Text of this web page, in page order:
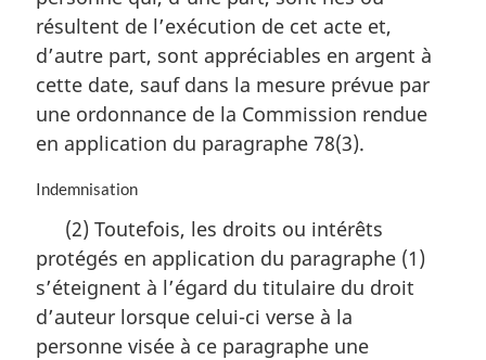
résultent de l’exécution de cet acte et,
d’autre part, sont appréciables en argent à
cette date, sauf dans la mesure prévue par
une ordonnance de la Commission rendue
en application du paragraphe 78(3).
N
e
m
r
g
Indemnisation
(2) Toutefois, les droits ou intérêts
protégés en application du paragraphe (1)
s’éteignent à l’égard du titulaire du droit
d’auteur lorsque celui-ci verse à la
personne visée à ce paragraphe une